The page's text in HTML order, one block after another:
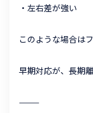
・左右差が強い
このような場合は
早期対応が、長期
⸻